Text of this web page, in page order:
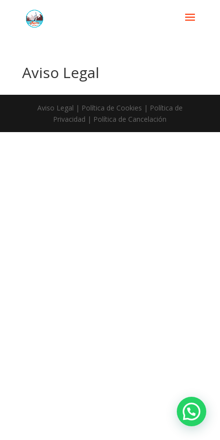
Aviso Legal
Aviso Legal | Política de Cookies | Política de
Privacidad | Política de Cancelación